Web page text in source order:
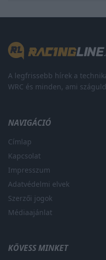
A legfrissebb hírek a
WRC és minden, ami
NAVIGÁCIÓ
Címlap
Kapcsolat
Impresszum
Adatvédelmi elvek
Szerzői jogok
Médiaajánlat
KÖVESS MINKET